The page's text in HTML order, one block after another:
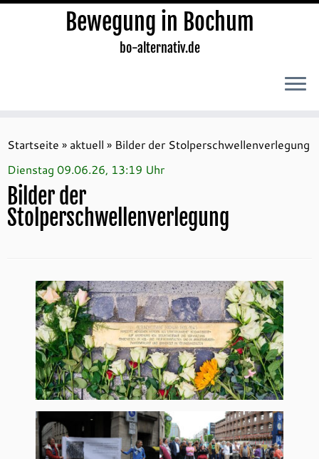
Inhalt
springen
Bewegung in Bochum
bo-alternativ.de
Startseite » aktuell » Bilder der Stolperschwellenverlegung
Dienstag 09.06.26, 13:19 Uhr
Bilder der
Stolperschwellenverlegung